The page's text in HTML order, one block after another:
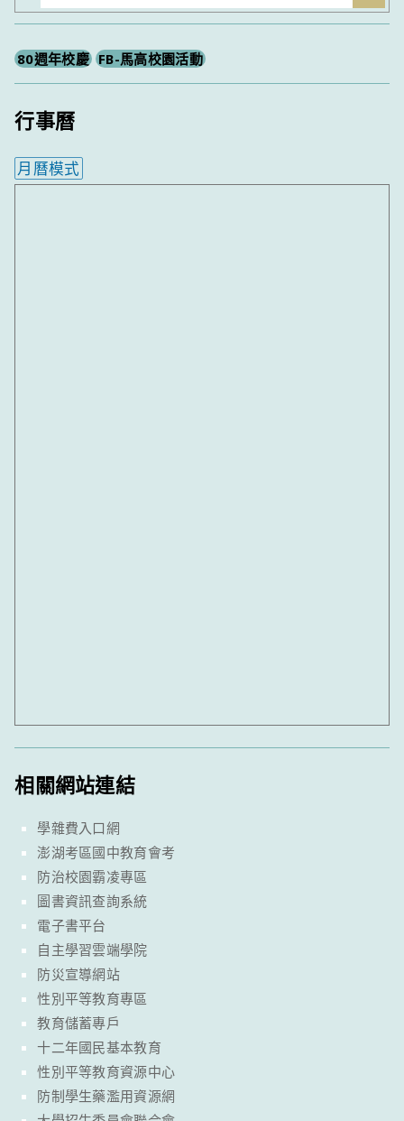
尋
80週年校慶 FB-馬高校園活動
行事曆
月曆模式
相關網站連結
學雜費入口網
澎湖考區國中教育會考
防治校園霸凌專區
圖書資訊查詢系統
電子書平台
自主學習雲端學院
防災宣導網站
性別平等教育專區
教育儲蓄專戶
十二年國民基本教育
性別平等教育資源中心
防制學生藥濫用資源網